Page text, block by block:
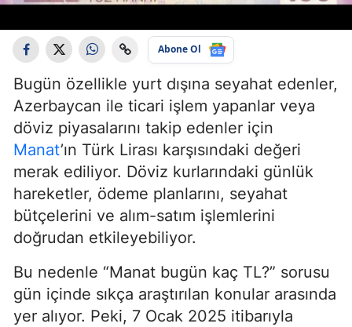
Abone Ol
Bugün özellikle yurt dışına seyahat edenler,
Azerbaycan ile ticari işlem yapanlar veya
döviz piyasalarını takip edenler için
Manat’ın Türk Lirası karşısındaki değeri
merak ediliyor. Döviz kurlarındaki günlük
hareketler, ödeme planlarını, seyahat
bütçelerini ve alım-satım işlemlerini
doğrudan etkileyebiliyor.
Bu nedenle “Manat bugün kaç TL?” sorusu
gün içinde sıkça araştırılan konular arasında
yer alıyor. Peki, 7 Ocak 2025 itibarıyla